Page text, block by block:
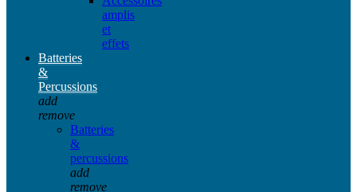
amplis
et
effets
Batteries
&
Percussions
add
remove
Batteries
&
percussions
add
remove